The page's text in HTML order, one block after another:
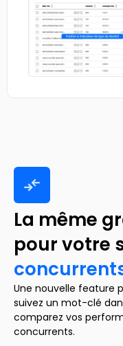
La même
pour votre
Une nouvelle feature
suivez un mot-clé
comparez vos
concurrents.